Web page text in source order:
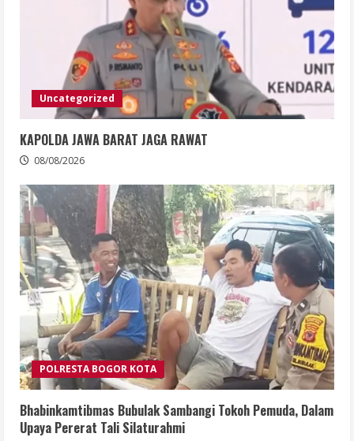
Uncategorized
KAPOLDA JAWA BARAT JAGA RAWAT
08/08/2026
POLRESTA BOGOR KOTA
Bhabinkamtibmas Bubulak Sambangi Tokoh Pemuda, Dalam
Upaya Pererat Tali Silaturahmi